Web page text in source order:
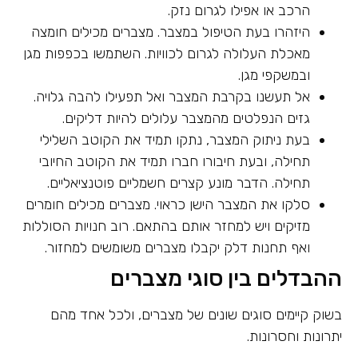
הרכב או אפילו לגרום נזק.
היזהרו בעת הטיפול במצבר. מצברים מכילים חומצה
מאכלת העלולה לגרום לכוויות. השתמשו בכפפות מגן
ובמשקפי מגן.
אל תעשנו בקרבת המצבר ואל תפעילו להבה גלויה.
גזים הנפלטים מהמצבר עלולים להיות דליקים.
בעת ניתוק המצבר, נתקו תמיד את הקוטב השלילי
תחילה, ובעת חיבורו חברו תמיד את הקוטב החיובי
תחילה. הדבר מונע קצרים חשמליים פוטנציאליים.
סלקו את המצבר הישן כראוי. מצברים מכילים חומרים
מזיקים ויש למחזר אותם בהתאם. רוב חנויות הסוללות
ואף תחנות דלק יקבלו מצברים משומשים למחזור.
ההבדלים בין סוגי מצברים
בשוק קיימים סוגים שונים של מצברים, ולכל אחד מהם
יתרונות וחסרונות.